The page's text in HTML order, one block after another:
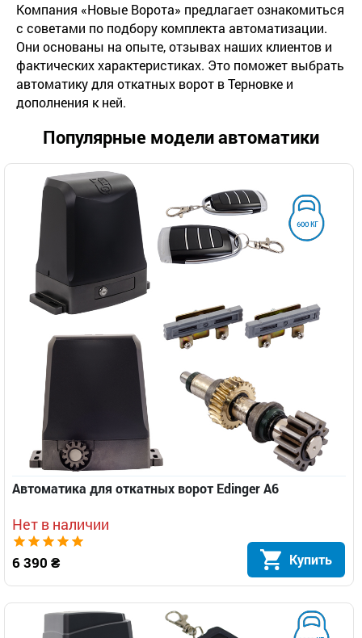
Компания «Новые Ворота» предлагает ознакомиться
с советами по подбору комплекта автоматизации.
Они основаны на опыте, отзывах наших клиентов и
фактических характеристиках. Это поможет выбрать
автоматику для откатных ворот в Терновке и
дополнения к ней.
Популярные модели автоматики
Автоматика для откатных ворот Edinger A6
Нет в наличии
6 390 ₴ Купить